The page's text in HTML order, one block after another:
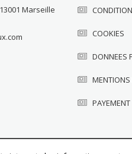
Marseille
COOKIES
DONNEES
MENTIONS
PAYEMENT